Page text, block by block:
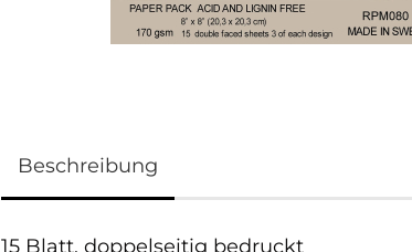
Beschreibung
15 Blatt, doppelseitig bedruckt